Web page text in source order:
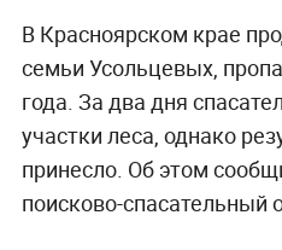
В Красноярском крае
семьи Усольцевых,
года. За два дня
участки леса, однако
принесло. Об этом
поисково-спасательный